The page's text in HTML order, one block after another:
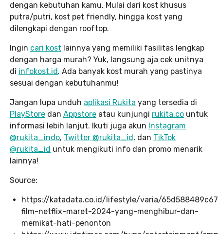
dengan kebutuhan kamu. Mulai dari kost khusus
putra/putri, kost pet friendly, hingga kost yang
dilengkapi dengan rooftop.
Ingin cari kost lainnya yang memiliki fasilitas lengkap
dengan harga murah? Yuk, langsung aja cek unitnya
di infokost.id . Ada banyak kost murah yang pastinya
sesuai dengan kebutuhanmu!
Jangan lupa unduh aplikasi Rukita yang tersedia di
PlayStore dan Appstore atau kunjungi rukita.co untuk
informasi lebih lanjut. Ikuti juga akun Instagram
@rukita_indo, Twitter @rukita_id , dan TikTok
@rukita_id untuk mengikuti info dan promo menarik
lainnya!
Source:
https://katadata.co.id/lifestyle/varia/
film-netflix-maret-2024-yang-menghibur-dan-
memikat-hati-penonton